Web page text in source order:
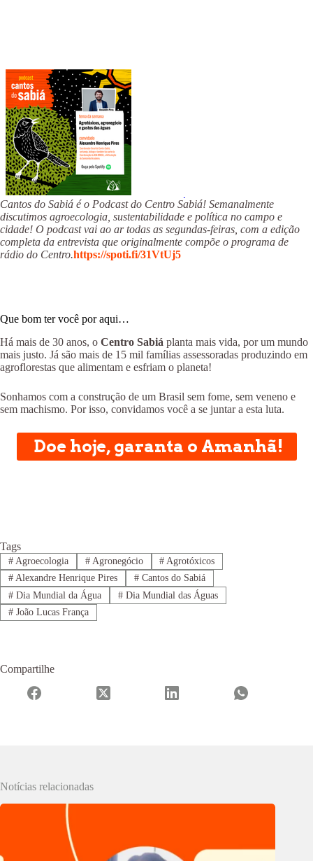
Cantos do Sabiá é o Podcast do Centro Sabiá! Semanalmente
discutimos agroecologia, sustentabilidade e política no campo e
cidade! O podcast vai ao ar todas as segundas-feiras, com a edição
completa da entrevista que originalmente compõe o programa de
rádio do Centro.https://spoti.fi/31VtUj5
Que bom ter você por aqui…
Há mais de 30 anos, o Centro Sabiá planta mais vida, por um mundo
mais justo. Já são mais de 15 mil famílias assessoradas produzindo em
agroflorestas que alimentam e esfriam o planeta!
Sonhamos com a construção de um Brasil sem fome, sem veneno e
sem machismo. Por isso, convidamos você a se juntar a esta luta.
Doe hoje, garanta o Amanhã!
Tags
#Agroecologia #Agronegócio # Agrotóxicos
#Alexandre Henrique Pires #Cantos do Sabiá
#Dia Mundial da Água #Dia Mundial das Águas
#João Lucas França
Compartilhe
Notícias relacionadas